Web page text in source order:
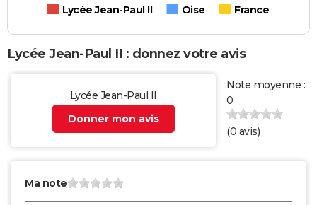
Lycée Jean-Paul II Oise France
Lycée Jean-Paul II : donnez votre avis
Lycée Jean-Paul II
Donner mon avis
Note moyenne :
0
(0 avis)
Ma note